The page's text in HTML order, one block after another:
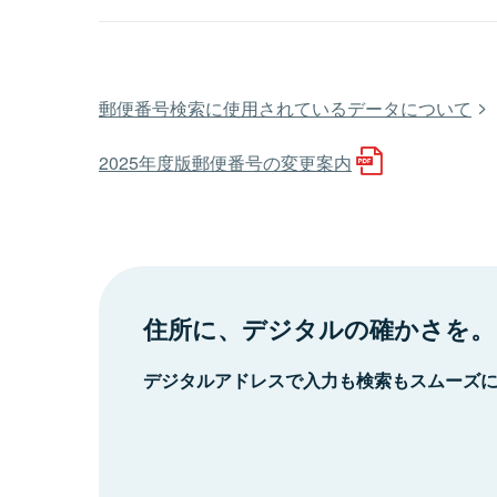
郵便番号検索に使用されているデータについて
2025年度版郵便番号の変更案内
住所に、デジタルの確かさを。
デジタルアドレスで入力も検索もスムーズ